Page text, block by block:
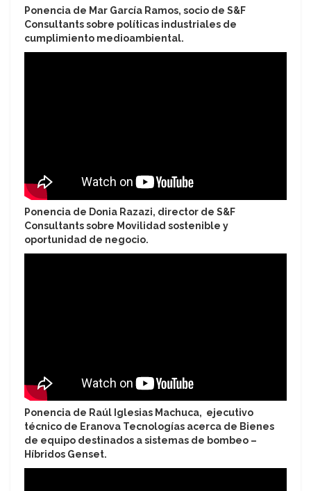
Ponencia de Mar García Ramos, socio de S&F
Consultants sobre políticas industriales de
cumplimiento medioambiental.
Ponencia de Donia Razazi, director de S&F
Consultants sobre Movilidad sostenible y
oportunidad de negocio.
Ponencia de Raúl Iglesias Machuca, ejecutivo
técnico de Eranova Tecnologías acerca de Bienes
de equipo destinados a sistemas de bombeo –
Híbridos Genset.